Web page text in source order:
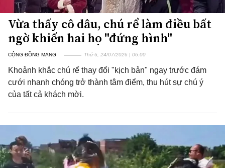
Vừa thấy cô dâu, chú rể làm điều bất
ngờ khiến hai họ "đứng hình"
CỘNG ĐỒNG MẠNG Thứ 6, 24/07/2026 | 06:00
Khoảnh khắc chú rể thay đổi "kịch bản" ngay trước đám
cưới nhanh chóng trở thành tâm điểm, thu hút sự chú ý
của tất cả khách mời.